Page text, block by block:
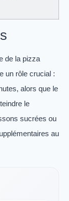
de la pizza
un rôle crucial :
alors que le
le
sucrées ou
au